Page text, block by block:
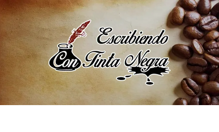
Saltar
al
contenido